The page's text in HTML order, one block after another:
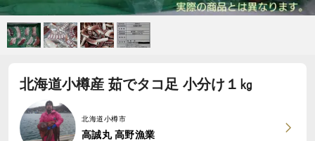
北海道小樽産 茹でタコ足 小分け１㎏
北海道小樽市
高誠丸 高野漁業